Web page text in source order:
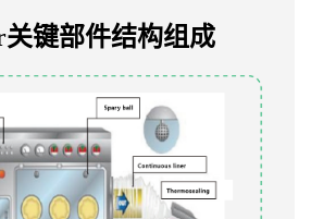
键部件结构组成